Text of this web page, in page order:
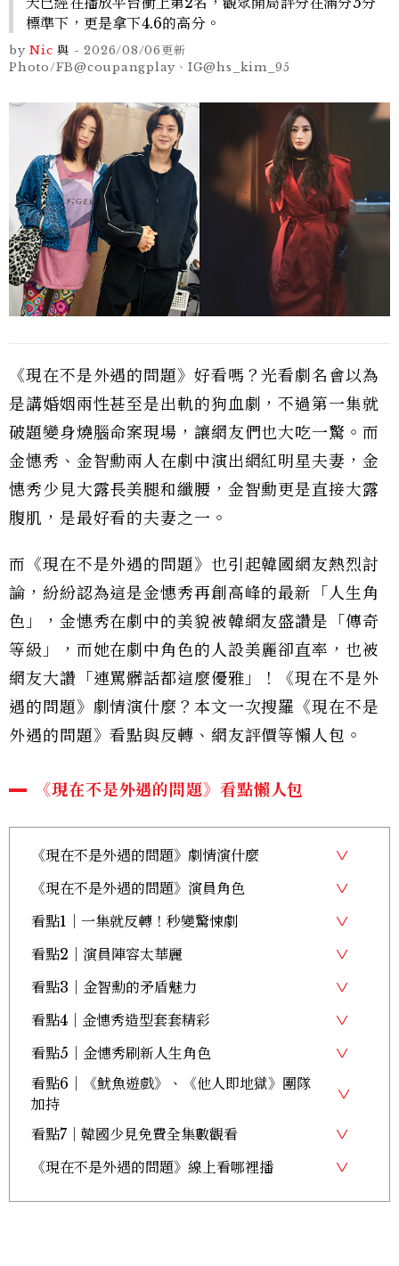
標準下，更是拿下4.6的高分。
by Nic 與 -2026/08/06更新
Photo/FB@coupangplay、IG@hs_kim_95
《現在不是外遇的問題》好看嗎？光看劇名會以為
是講婚姻兩性甚至是出軌的狗血劇，不過第一集就
破題變身燒腦命案現場，讓網友們也大吃一驚。而
金憓秀、金智勳兩人在劇中演出網紅明星夫妻，金
憓秀少見大露長美腿和纖腰，金智勳更是直接大露
腹肌，是最好看的夫妻之一。
而《現在不是外遇的問題》也引起韓國網友熱烈討
論，紛紛認為這是金憓秀再創高峰的最新「人生角
色」，金憓秀在劇中的美貌被韓網友盛讚是「傳奇
等級」，而她在劇中角色的人設美麗卻直率，也被
網友大讚「連罵髒話都這麼優雅」！《現在不是外
遇的問題》劇情演什麼？本文一次搜羅《現在不是
外遇的問題》看點與反轉、網友評價等懶人包。
《現在不是外遇的問題》看點懶人包
《現在不是外遇的問題》劇情演什麼
《現在不是外遇的問題》演員角色
看點1｜一集就反轉！秒變驚悚劇
看點2｜演員陣容太華麗
看點3｜金智勳的矛盾魅力
看點4｜金憓秀造型套套精彩
看點5｜金憓秀刷新人生角色
看點6｜《魷魚遊戲》、《他人即地獄》團隊
加持
看點7｜韓國少見免費全集數觀看
《現在不是外遇的問題》線上看哪裡播